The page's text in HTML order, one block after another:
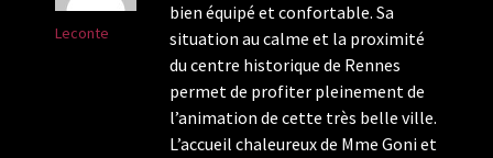
Leconte
bien équipé et confortable. Sa
situation au calme et la proximité
du centre historique de Rennes
permet de profiter pleinement de
l’animation de cette très belle ville.
L’accueil chaleureux de Mme Goni et